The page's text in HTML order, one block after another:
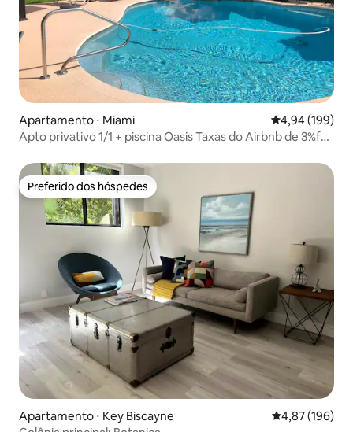
Apartamento ⋅ Miami 4,94 de uma
4,94 (199)
Apto privativo 1/1 + piscina Oasis Taxas do Airbnb de 3%f
Preferido dos hóspedes
Preferido dos hóspedes
Apartamento ⋅ Key Biscayne 4,87 de uma
4,87 (196)